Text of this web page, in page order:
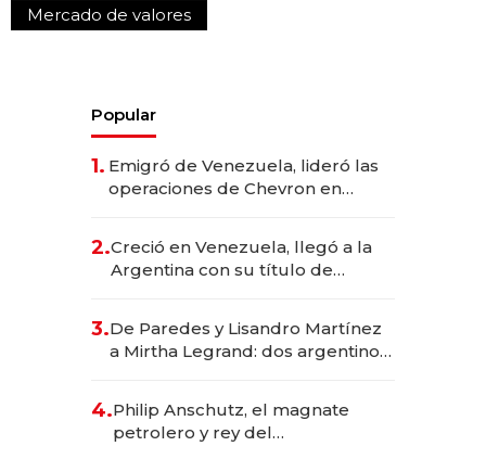
Mercado de valores
Popular
1. Emigró de Venezuela, lideró las
operaciones de Chevron en
2.Creció en Venezuela, llegó a la
Argentina con su título de
las marcas "fast premium"
3.De Paredes y Lisandro Martínez
a Mirtha Legrand: dos argentinos
4.Philip Anschutz, el magnate
petrolero y rey del